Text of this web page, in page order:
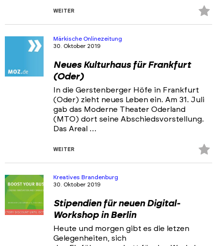
WEITER
Märkische Onlinezeitung
30. Oktober 2019
Neues Kulturhaus für Frankfurt
(Oder)
In die Gerstenberger Höfe in Frankfurt
(Oder) zieht neues Leben ein. Am 31. Juli
gab das Moderne Theater Oderland
(MTO) dort seine Abschiedsvorstellung.
Das Areal …
WEITER
Kreatives Brandenburg
30. Oktober 2019
Stipendien für neuen Digital-
Workshop in Berlin
Heute und morgen gibt es die letzen
Gelegenheiten, sich